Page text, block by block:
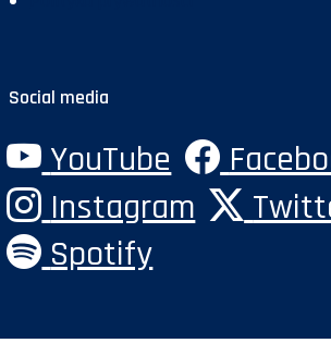
Social media
YouTube
Instagram
Spotify